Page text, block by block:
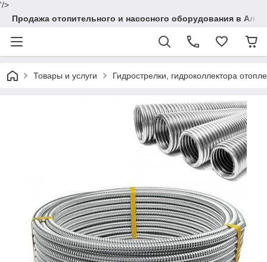
'/>
Продажа отопительного и насосного оборудования в
Товары и услуги Гидрострелки, гидроколлектора